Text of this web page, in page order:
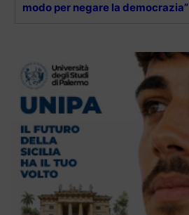
modo per negare la democrazia”